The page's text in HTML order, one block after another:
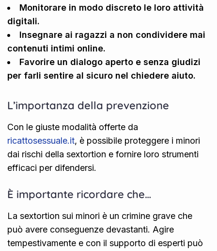
Monitorare in modo discreto le loro attività
digitali.
Insegnare ai ragazzi a non condividere mai
contenuti intimi online.
Favorire un dialogo aperto e senza giudizi
per farli sentire al sicuro nel chiedere aiuto.
L’importanza della prevenzione
Con le giuste modalità offerte da
ricattosessuale.it, è possibile proteggere i minori
dai rischi della sextortion e fornire loro strumenti
efficaci per difendersi.
È importante ricordare che…
La sextortion sui minori è un crimine grave che
può avere conseguenze devastanti. Agire
tempestivamente e con il supporto di esperti può